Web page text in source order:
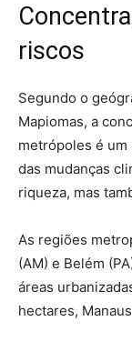
riscos
Segundo o
Mapiomas, a
metrópoles é
das mudanças
riqueza, mas
As regiões
(AM) e Belém
áreas
hectares,